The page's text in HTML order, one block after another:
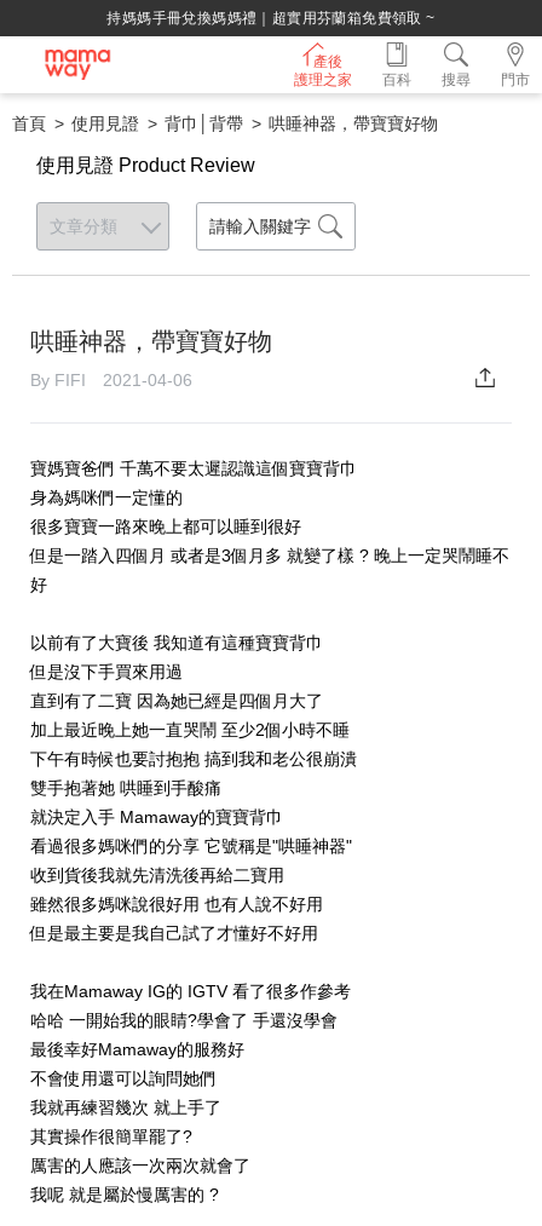
持媽媽手冊兌換媽媽禮｜超實用芬蘭箱免費領取 ~
產後
護理之家
門市
百科 搜尋
首頁 使用見證 背巾│背帶 哄睡神器，帶寶寶好物
使用見證 Product Review
哄睡神器，帶寶寶好物
By FIFI 2021-04-06
寶媽寶爸們 千萬不要太遲認識這個寶寶背巾
身為媽咪們一定懂的
很多寶寶一路來晚上都可以睡到很好
但是一踏入四個月 或者是3個月多 就變了樣 ? 晚上一定哭鬧睡不
好
以前有了大寶後 我知道有這種寶寶背巾
但是沒下手買來用過
直到有了二寶 因為她已經是四個月大了
加上最近晚上她一直哭鬧 至少2個小時不睡
下午有時候也要討抱抱 搞到我和老公很崩潰
雙手抱著她 哄睡到手酸痛
就決定入手 Mamaway的寶寶背巾
看過很多媽咪們的分享 它號稱是"哄睡神器"
收到貨後我就先清洗後再給二寶用
雖然很多媽咪說很好用 也有人說不好用
但是最主要是我自己試了才懂好不好用
我在Mamaway IG的 IGTV 看了很多作參考
哈哈 一開始我的眼睛?學會了 手還沒學會
最後幸好Mamaway的服務好
不會使用還可以詢問她們
我就再練習幾次 就上手了
其實操作很簡單罷了?
厲害的人應該一次兩次就會了
我呢 就是屬於慢厲害的 ?